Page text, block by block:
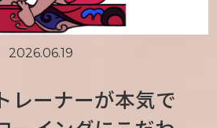
2026.06.19
レーナーが本気で